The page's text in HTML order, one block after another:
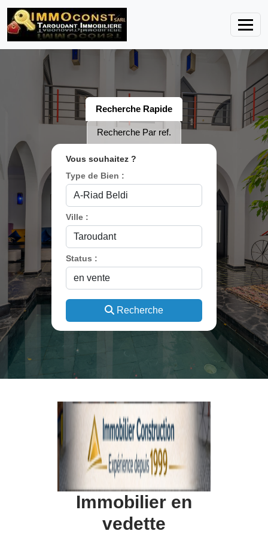
Recherche Rapide
Recherche Par ref.
Vous souhaitez ?
Type de Bien :
Ville :
Status :
Recherche
Immobilier en
vedette